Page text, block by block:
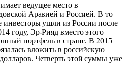
ведущее место в
Аравией и Россией. В то
инвесторы ушли из России после
году, Эр-Рияд вместо этого
портфель в стране. В 2015
вложить в российскую
Четверть этой суммы уже